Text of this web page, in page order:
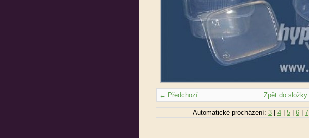
← Předchozí Zpět do složky
Automatické procházení: 3 4 5 6 7